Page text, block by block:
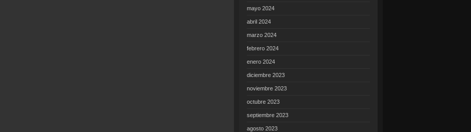
mayo 2024
abril 2024
marzo 2024
febrero 2024
enero 2024
diciembre 2023
noviembre 2023
octubre 2023
septiembre 2023
agosto 2023